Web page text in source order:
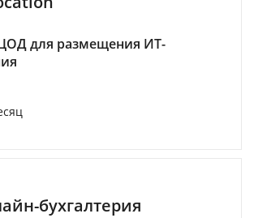
для размещения ИТ-
бухгалтерия